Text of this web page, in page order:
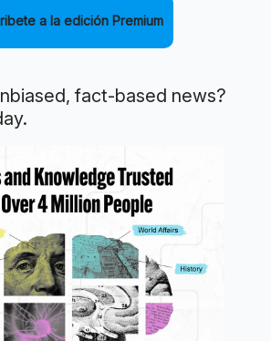
a la edición Premium
fact-based news?